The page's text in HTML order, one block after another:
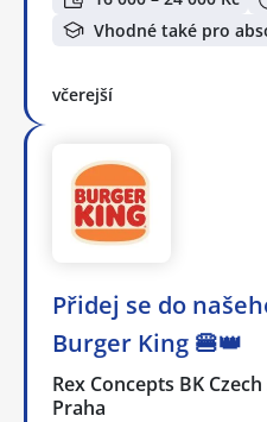
Vhodné také pro
včerejší
Přidej se do
Burger King 🍔👑
Rex Concepts BK
Praha